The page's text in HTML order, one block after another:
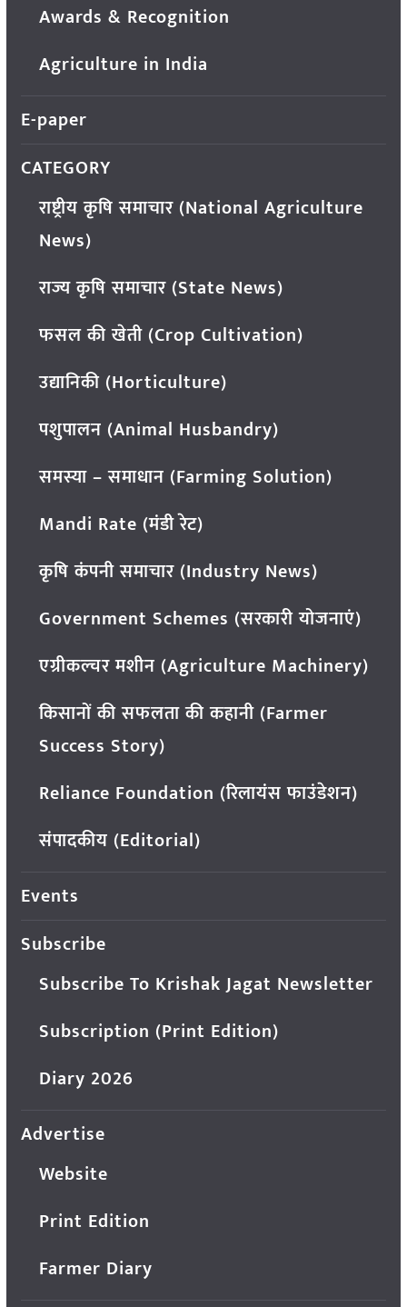
Awards & Recognition
Agriculture in India
E-paper
CATEGORY
राष्ट्रीय कृषि समाचार (National Agriculture
News)
राज्य कृषि समाचार (State News)
फसल की खेती (Crop Cultivation)
उद्यानिकी (Horticulture)
पशुपालन (Animal Husbandry)
समस्या – समाधान (Farming Solution)
Mandi Rate (मंडी रेट)
कृषि कंपनी समाचार (Industry News)
Government Schemes (सरकारी योजनाएं)
एग्रीकल्चर मशीन (Agriculture Machinery)
किसानों की सफलता की कहानी (Farmer
Success Story)
Reliance Foundation (रिलायंस फाउंडेशन)
संपादकीय (Editorial)
Events
Subscribe
Subscribe To Krishak Jagat Newsletter
Subscription (Print Edition)
Diary 2026
Advertise
Website
Print Edition
Farmer Diary